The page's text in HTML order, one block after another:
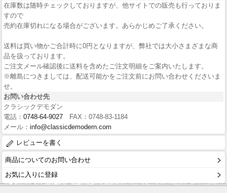
在庫数は随時チェックしておりますが、他サイトでの販売も行っておりま
すので
売約在庫切れになる場合がございます。あらかじめご了承ください。
送料は買い物かご合計時に0円となりますが、弊社では大小さまざまな商
品を扱っております。
ご注文メール確認後に送料を含めたご注文明細をご案内いたします。
※離島につきましては、配送可能かをご注文前にお問い合わせくださいま
せ。
お問い合わせ先
クラシックデモダン
電話： 0748-64-9027 FAX：0748-83-1184
メール： info@classicdemodern.com
レビューを書く
商品についてのお問い合わせ
お気に入りに登録